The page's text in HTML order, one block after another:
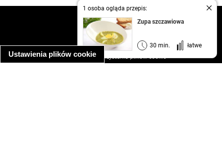
Ustawienia plików cookie
1 osoba ogląda przepis:
Zupa szczawiowa
30 min. łatwe
kontakt
regulamin
informacja o prywatności
informacja o wykorzystaniu plików cookie